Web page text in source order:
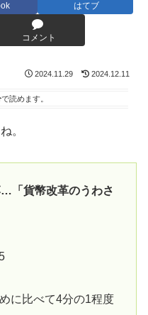
はてブ
コメント
2024.11.29 2024.12.11
で読めます。
。
「貨幣改革のうわさ
に比べて4分の1程度